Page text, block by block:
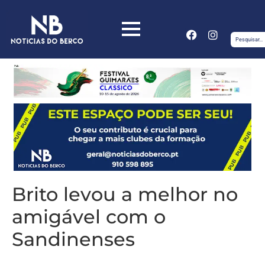
Brito levou a melhor no
amigável com o
Sandinenses